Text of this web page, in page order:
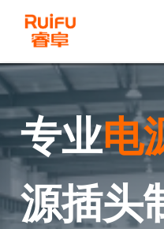
跳
至
内
容 专业电
源插头